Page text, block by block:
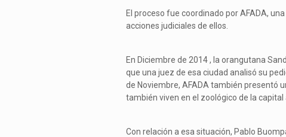
El proceso fue coordinado por AFADA,
acciones judiciales de ellos.
En Diciembre de 2014 , la orangutana
que una juez de esa ciudad analisó su
de Noviembre, AFADA también presentó
también viven en el zoológico de la capital
Con relación a esa situación, Pablo